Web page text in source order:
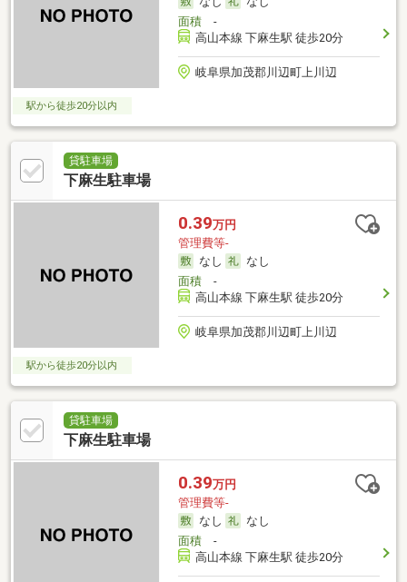
面積-
高山本線 下麻生駅 徒歩20分
岐阜県加茂郡川辺町上川辺
駅から徒歩20分以内
貸駐車場
下麻生駐車場
0.39万円
管理費等-
なし
なし
面積-
高山本線 下麻生駅 徒歩20分
岐阜県加茂郡川辺町上川辺
駅から徒歩20分以内
貸駐車場
下麻生駐車場
0.39万円
管理費等-
なし
なし
面積-
高山本線 下麻生駅 徒歩20分